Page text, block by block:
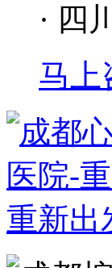
· 四
马上
成都看心理
家好 成都